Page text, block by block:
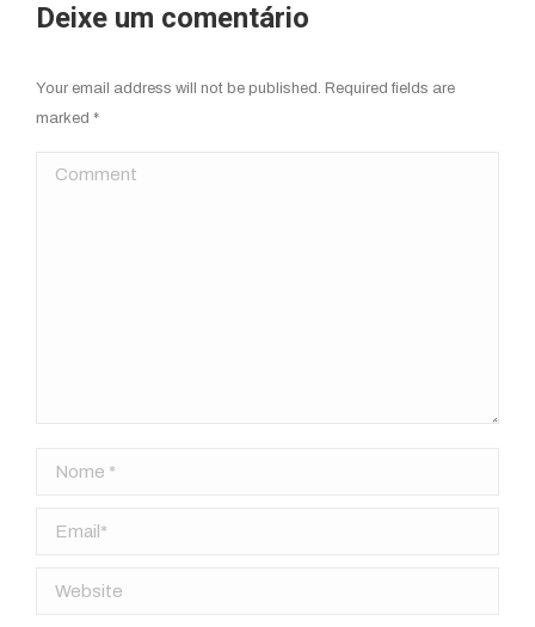
Deixe um comentário
Your email address will not be published. Required fields are
marked *
Comment
Nome *
Email *
Website